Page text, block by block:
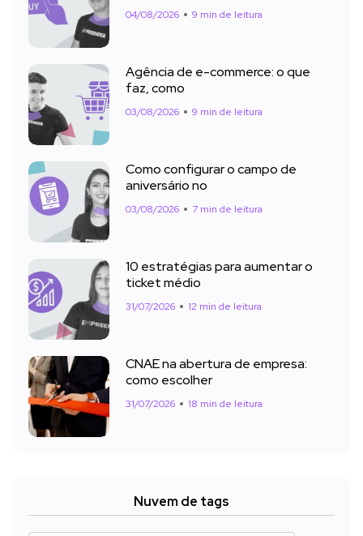
04/08/2026 9 min de leitura
Agência de e-commerce: o que
faz, como
03/08/2026 9 min de leitura
Como configurar o campo de
aniversário no
03/08/2026 7 min de leitura
10 estratégias para aumentar o
ticket médio
31/07/2026 12 min de leitura
CNAE na abertura de empresa:
como escolher
31/07/2026 18 min de leitura
Nuvem de tags